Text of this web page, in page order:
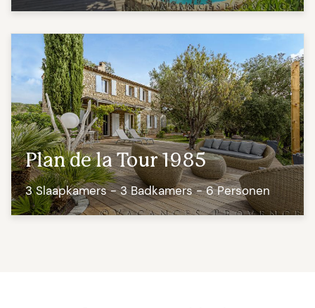
Plan de la Tour 1985
3 Slaapkamers - 3 Badkamers - 6 Personen